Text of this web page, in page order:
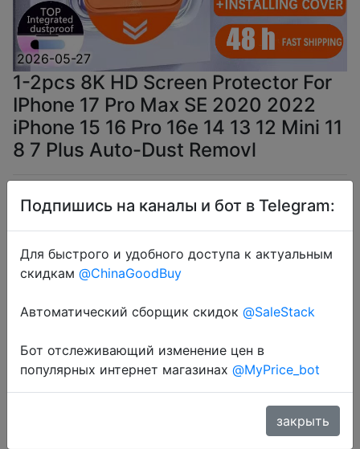
2026-05-27
1-2pcs 8K HD Screen Protector For
IPhone 17 Pro Max SE 2020 2022
iPhone 15 16 Pro 16e 14 13 12 Mini 11
8 7 Plus Auto-Dust Removl
$1.55
Coins
Перейти в магазин
Знижка монетками 198-301 Coins у додатку через
Подпишись на каналы и бот в Telegram:
Для быстрого и удобного доступа к актуальным
скидкам @ChinaGoodBuy
Автоматический сборщик скидок @SaleStack
Бот отслеживающий изменение цен в
популярных интернет магазинах @MyPrice_bot
закрыть